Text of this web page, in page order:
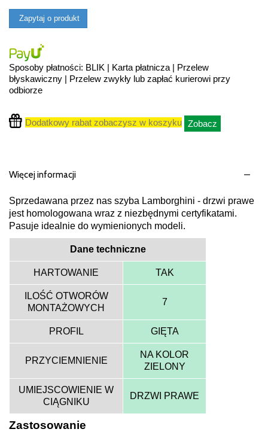
Zapytaj o produkt
Sposoby płatności: BLIK | Karta płatnicza | Przelew
błyskawiczny | Przelew zwykły lub zapłać kurierowi przy
odbiorze
Dodatkowy rabat zobaczysz w koszyku Zobacz
Więcej informacji
Sprzedawana przez nas szyba Lamborghini - drzwi prawe
jest homologowana wraz z niezbędnymi certyfikatami.
Pasuje idealnie do wymienionych modeli.
Dane techniczne
HARTOWANIE TAK
ILOŚĆ OTWORÓW
MONTAŻOWYCH
7
PROFIL GIĘTA
PRZYCIEMNIENIE
NA KOLOR
ZIELONY
UMIEJSCOWIENIE W
CIĄGNIKU
DRZWI PRAWE
Zastosowanie